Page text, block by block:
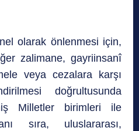
olarak önlenmesi için,
zalimane, gayriinsanî
veya cezalara karşı
doğrultusunda
Milletler birimleri ile
sıra, uluslararası,